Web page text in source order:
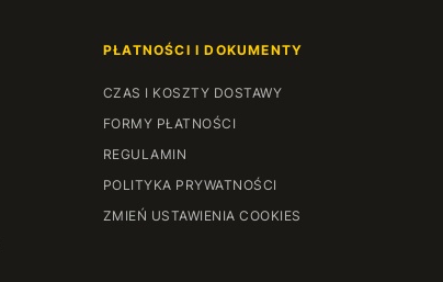
PŁATNOŚCI I DOKUMENTY
CZAS I KOSZTY DOSTAWY
FORMY PŁATNOŚCI
REGULAMIN
POLITYKA PRYWATNOŚCI
ZMIEŃ USTAWIENIA COOKIES